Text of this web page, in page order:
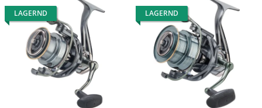
LAGERND LAGERND